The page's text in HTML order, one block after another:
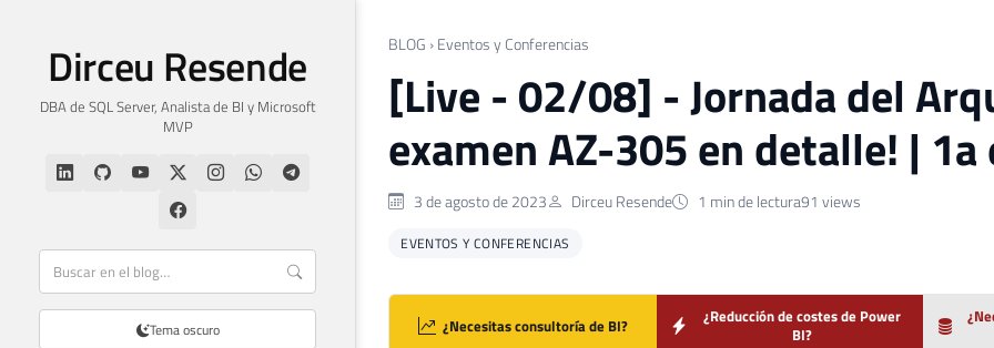
Dirceu Resende
DBA de SQL Server, Analista de BI y Microsoft
MVP
Tema oscuro
BLOG › Eventos y Conferencias
[Live - 02/08] - Jornada del
examen AZ-305 en detalle! |
3 de agosto de 2023 Dirceu Resende 1 min de lectura91 views
EVENTOS Y CONFERENCIAS
¿Necesitas consultoría de BI?
¿Reducción de costes de Power
BI?